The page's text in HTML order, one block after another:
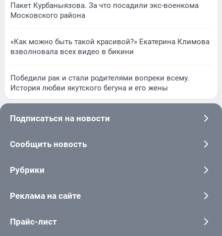
Пакет Курбаныязова. За что посадили экс-военкома
Московского района
«Как можно быть такой красивой?» Екатерина Климова
взволновала всех видео в бикини
Победили рак и стали родителями вопреки всему.
История любви якутского бегуна и его жены
Подписаться на новости
Сообщить новость
Рубрики
Реклама на сайте
Прайс-лист